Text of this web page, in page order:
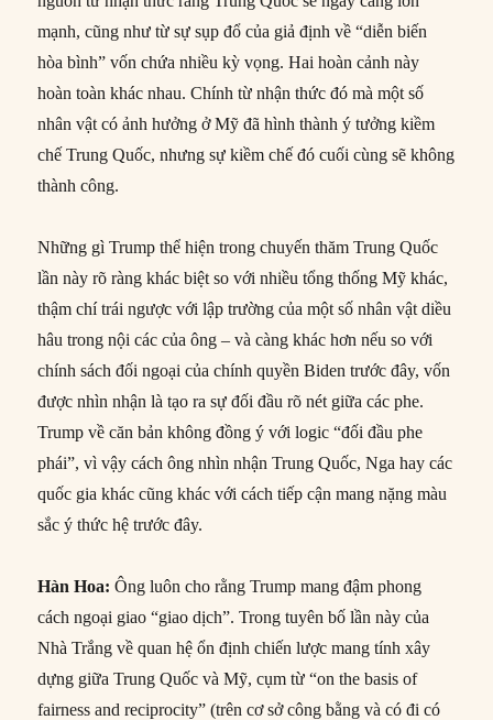
mạnh, cũng như từ sự sụp đổ của giả định về “diễn biến
hòa bình” vốn chứa nhiều kỳ vọng. Hai hoàn cảnh này
hoàn toàn khác nhau. Chính từ nhận thức đó mà một số
nhân vật có ảnh hưởng ở Mỹ đã hình thành ý tưởng kiềm
chế Trung Quốc, nhưng sự kiềm chế đó cuối cùng sẽ không
thành công.
Những gì Trump thể hiện trong chuyến thăm Trung Quốc
lần này rõ ràng khác biệt so với nhiều tổng thống Mỹ khác,
thậm chí trái ngược với lập trường của một số nhân vật diều
hâu trong nội các của ông – và càng khác hơn nếu so với
chính sách đối ngoại của chính quyền Biden trước đây, vốn
được nhìn nhận là tạo ra sự đối đầu rõ nét giữa các phe.
Trump về căn bản không đồng ý với logic “đối đầu phe
phái”, vì vậy cách ông nhìn nhận Trung Quốc, Nga hay các
quốc gia khác cũng khác với cách tiếp cận mang nặng màu
sắc ý thức hệ trước đây.
Hàn Hoa: Ông luôn cho rằng Trump mang đậm phong
cách ngoại giao “giao dịch”. Trong tuyên bố lần này của
Nhà Trắng về quan hệ ổn định chiến lược mang tính xây
dựng giữa Trung Quốc và Mỹ, cụm từ “on the basis of
fairness and reciprocity” (trên cơ sở công bằng và có đi có